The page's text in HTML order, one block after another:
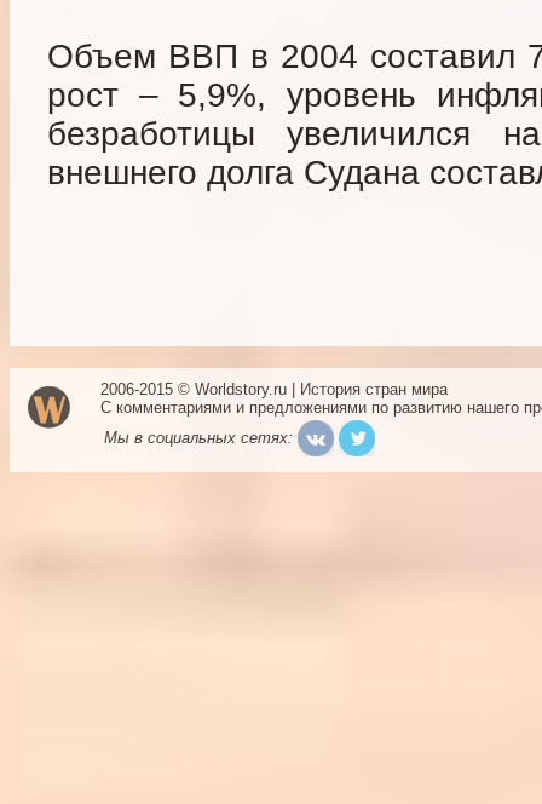
Объем ВВП в 2004 составил
рост – 5,9%, уровень
безработицы
внешнего долга Судана
2006-2015 © Worldstory.ru | История стран мира
С комментариями и предложениями по развитию нашего
Мы в социальных сетях: